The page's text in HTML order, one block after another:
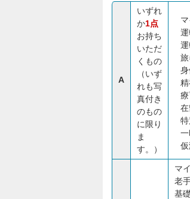
A
いずれ
か1点
お持ち
いただ
くもの
（いず
れも写
真付き
のもの
に限り
ま
す。）
旅
在
特
マ
老
基